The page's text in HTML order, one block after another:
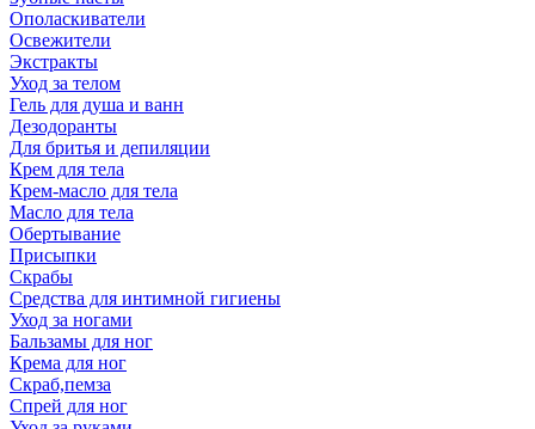
Ополаскиватели
Освежители
Экстракты
Уход за телом
Гель для душа и ванн
Дезодоранты
Для бритья и депиляции
Крем для тела
Крем-масло для тела
Масло для тела
Обертывание
Присыпки
Скрабы
Средства для интимной гигиены
Уход за ногами
Бальзамы для ног
Крема для ног
Скраб,пемза
Спрей для ног